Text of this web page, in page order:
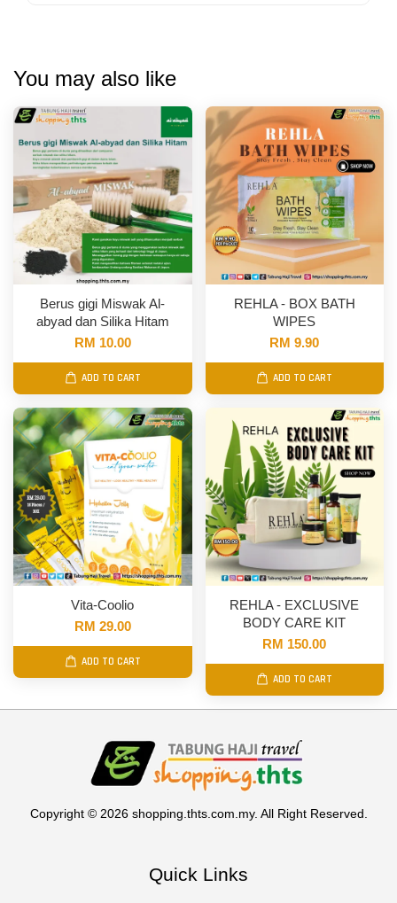
You may also like
Berus gigi Miswak Al-
abyad dan Silika Hitam
RM 10.00
ADD TO CART
REHLA - BOX BATH
WIPES
RM 9.90
ADD TO CART
Vita-Coolio
RM 29.00
ADD TO CART
REHLA - EXCLUSIVE
BODY CARE KIT
RM 150.00
ADD TO CART
Copyright © 2026 shopping.thts.com.my. All Right Reserved.
Quick Links